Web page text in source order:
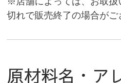
切れで販売終了の場合がご
原材料名・ア